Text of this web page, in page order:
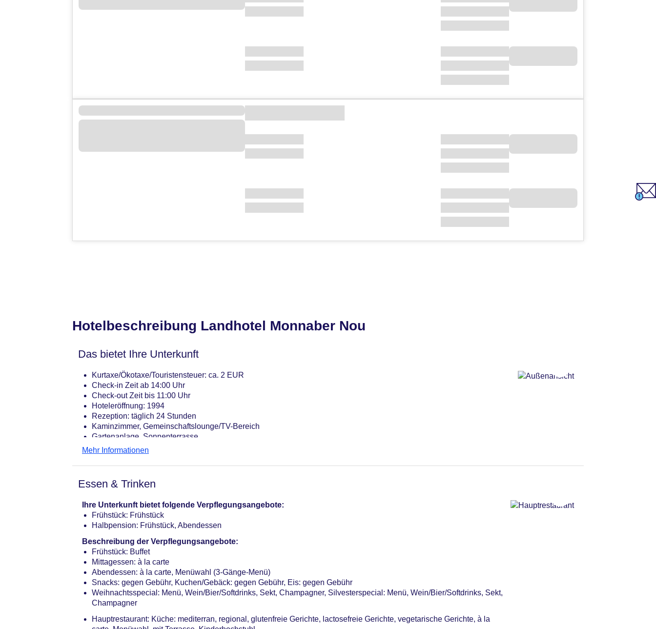
Hotelbeschreibung Landhotel Monnaber Nou
Das bietet Ihre Unterkunft
Kurtaxe/Ökotaxe/Touristensteuer: ca. 2 EUR
Check-in Zeit ab 14:00 Uhr
Check-out Zeit bis 11:00 Uhr
Hoteleröffnung: 1994
Rezeption: täglich 24 Stunden
Kaminzimmer, Gemeinschaftslounge/TV-Bereich
Gartenanlage, Sonnenterrasse
Pools: 3
Pool: Indoor
Whirlpool: Outdoor, Süßwasser
Badetücher: gegen Kaution
Internet: WLAN/WiFi, im gesamten Hotel (Anlage): ohne Gebühr
Internetterminal: ohne Gebühr
Wäscheservice: gegen Gebühr
Zahlungsarten: TUI Card / VISA, MasterCard
Haustier: Hund erlaubt: gegen Gebühr, Anfrage notwendig
Parkmöglichkeiten: Parkplatz (nach Verfügbarkeit), unbewacht: ohne Gebühr
Tagungseinrichtungen: Konferenzräume: 3, klimatisierte Tagungsräume, Tageslicht, Tagungsequipment: gegen Gebühr,
Coffee Breaks: gegen Gebühr
Größe des Hotels/Anlage: 150 ha
Landeskategorie: 4 Sterne
Mehr Informationen
Essen & Trinken
Ihre Unterkunft bietet folgende Verpflegungsangebote:
Frühstück: Frühstück
Halbpension: Frühstück, Abendessen
Beschreibung der Verpflegungsangebote:
Frühstück: Buffet
Mittagessen: à la carte
Abendessen: à la carte, Menüwahl (3-Gänge-Menü)
Snacks: gegen Gebühr, Kuchen/Gebäck: gegen Gebühr, Eis: gegen Gebühr
Weihnachtsspecial: Menü, Wein/Bier/Softdrinks, Sekt, Champagner, Silvesterspecial: Menü, Wein/Bier/Softdrinks, Sekt,
Champagner
Hauptrestaurant: Küche: mediterran, regional, glutenfreie Gerichte, lactosefreie Gerichte, vegetarische Gerichte, à la